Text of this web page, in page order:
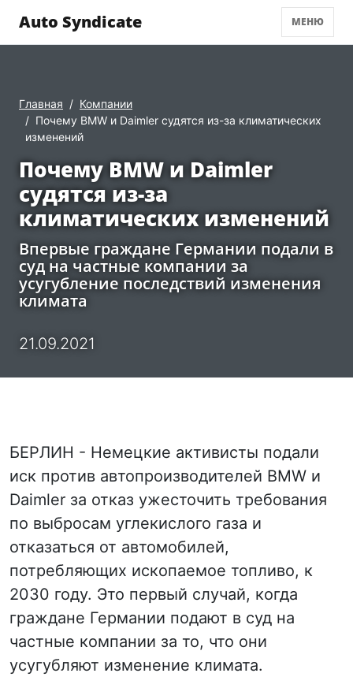
Auto Syndicate МЕНЮ
Главная
Компании
Почему BMW и Daimler судятся из-за климатических
изменений
Почему BMW и Daimler
судятся из-за
климатических изменений
Впервые граждане Германии подали в
суд на частные компании за
усугубление последствий изменения
климата
21.09.2021
БЕРЛИН - Немецкие активисты подали
иск против автопроизводителей BMW и
Daimler за отказ ужесточить требования
по выбросам углекислого газа и
отказаться от автомобилей,
потребляющих ископаемое топливо, к
2030 году. Это первый случай, когда
граждане Германии подают в суд на
частные компании за то, что они
усугубляют изменение климата.